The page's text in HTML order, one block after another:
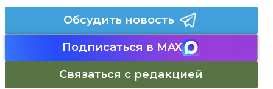
Обсудить новость
Подписаться в MAX
Связаться с редакцией